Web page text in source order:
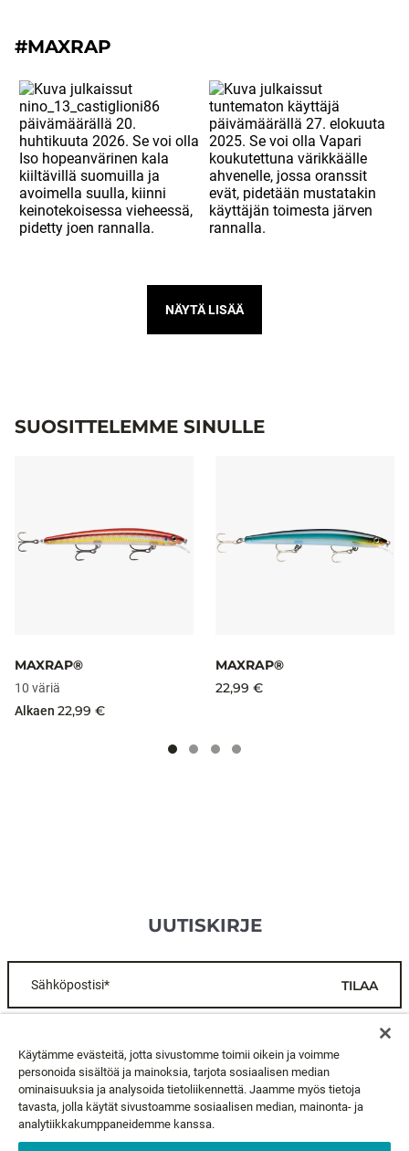
#MAXRAP
NÄYTÄ LISÄÄ
SUOSITTELEMME SINULLE
MAXRAP®
10 väriä
Alkaen 22,99 €
MAXRAP®
22,99 €
UUTISKIRJE
Sähköpostisi* TILAA
ASIAKASPALVELU
TIETOA MEISTÄ
LAKIASIAT
Käytämme evästeitä, jotta sivustomme toimii oikein ja voimme
personoida sisältöä ja mainoksia, tarjota sosiaalisen median
ominaisuuksia ja analysoida tietoliikennettä. Jaamme myös tietoja
tavasta, jolla käytät sivustoamme sosiaalisen median, mainonta- ja
analytiikkakumppaneidemme kanssa.